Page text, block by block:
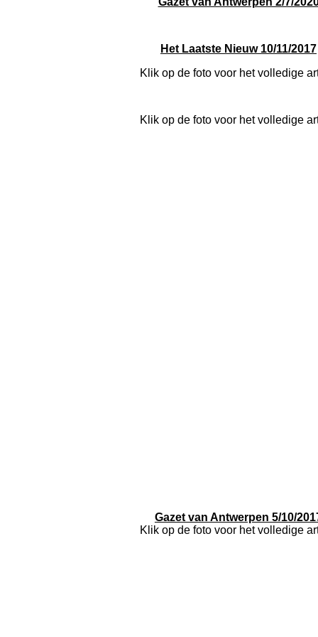
Het Laatste Nieuw 10/11/2017
Klik op de foto voor het volledige
Klik op de foto voor het volledige
Gazet van Antwerpen 5/10/
Klik op de foto voor het volledige